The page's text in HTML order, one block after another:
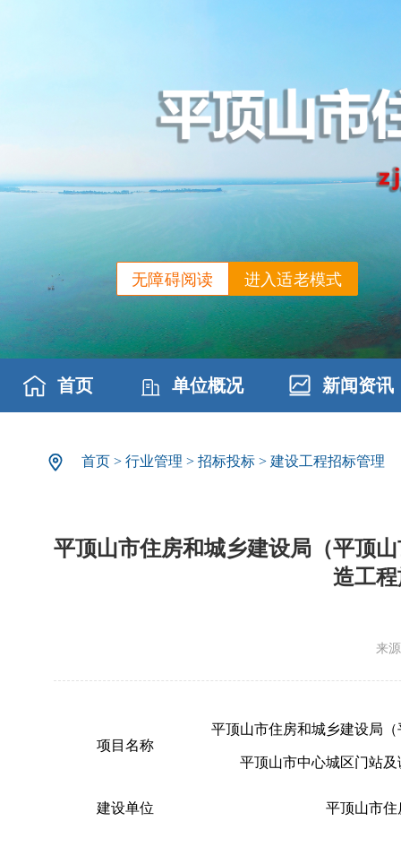
进入适老模式
无障碍阅读
首页 单位概况 新闻资讯
首页 > 行业管理 > 招标投标 > 建设工程招标管理
平顶山市住房和城乡建设局（平顶
造工
来
项目名称
平顶山市住房和城乡建设局
平顶山市中心城区门站
建设单位 平顶山市